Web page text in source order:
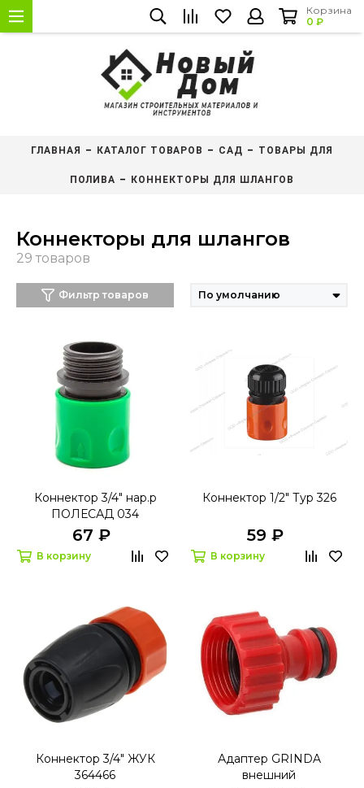
Корзина
0 ₽
ГЛАВНАЯ КАТАЛОГ ТОВАРОВ САД ТОВАРЫ ДЛЯ
ПОЛИВА КОННЕКТОРЫ ДЛЯ ШЛАНГОВ
Коннекторы для шлангов
Фильтр товаров
Коннектор 3/4" нар.р
ПОЛЕСАД 034
67 ₽
В корзину
Коннектор 1/2" Тур 326
59 ₽
В корзину
Коннектор 3/4" ЖУК
364466
Адаптер GRINDA
внешний